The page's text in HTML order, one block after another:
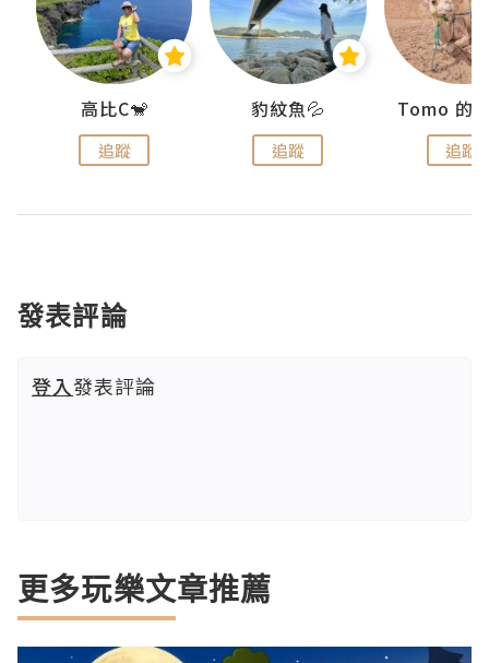
高比C🐒
追蹤
豹紋魚💦
追蹤 追蹤
發表評論
登入發表評論
更多玩樂文章推薦